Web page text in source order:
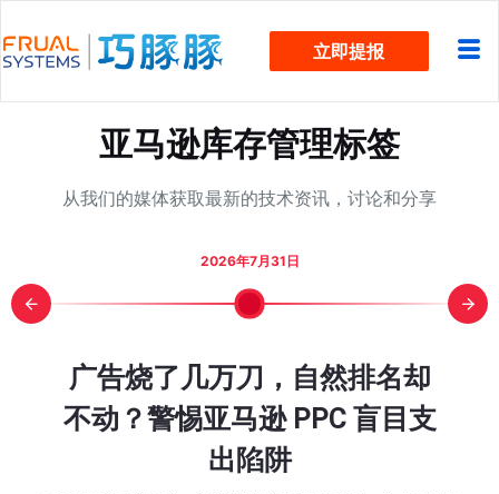
过
立即提报
亚马逊库存管理标签
从我们的媒体获取最新的技术资讯，讨论和分享
入口
卖？
？看这
BD
一轮旺
该规划
？5 个
促“劳
行动了
骤图
流程实
被费用
算 Q4
却从
到的？
新规官
到底变
广告烧了几万刀，自然排名却
不动？警惕亚马逊 PPC 盲目支
出陷阱
还在为
添加
亚马逊
推排
Other
消失
近两万
款家
Prime
季已
亚马逊
亚马逊
动节大
解：
旺季单
吃掉
日销 30
46%降
2026年7月31日